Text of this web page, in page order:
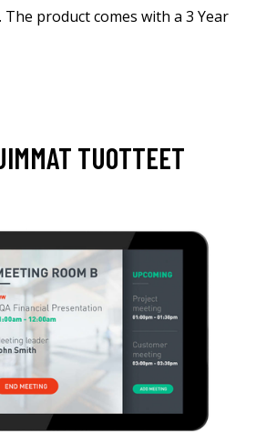
product comes with a 3 Year
TUOTTEET